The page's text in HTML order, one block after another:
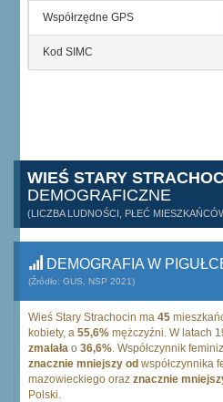
Współrzędne GPS
Kod SIMC
WIEŚ STARY
DEMOGRAFICZNE
(LICZBA LUDNOŚCI, PŁEĆ
DEMOGRAFIA W
(Źródło: GUS, NSP 2021)
Wieś Stary Strachocin ma 45
kobiety, a 55,6% mężczyźni. W latach
zmalała o 36,6%. Współczynnik
znacznie mniejszy od współczynnika
mazowieckiego oraz znacznie
Polski.